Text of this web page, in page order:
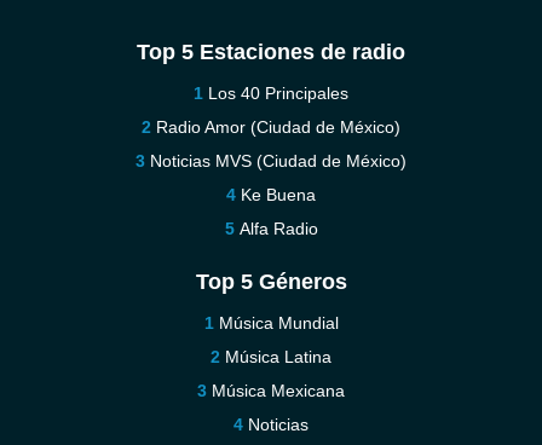
Top 5 Estaciones de radio
Los 40 Principales
Radio Amor (Ciudad de México)
Noticias MVS (Ciudad de México)
Ke Buena
Alfa Radio
Top 5 Géneros
Música Mundial
Música Latina
Música Mexicana
Noticias